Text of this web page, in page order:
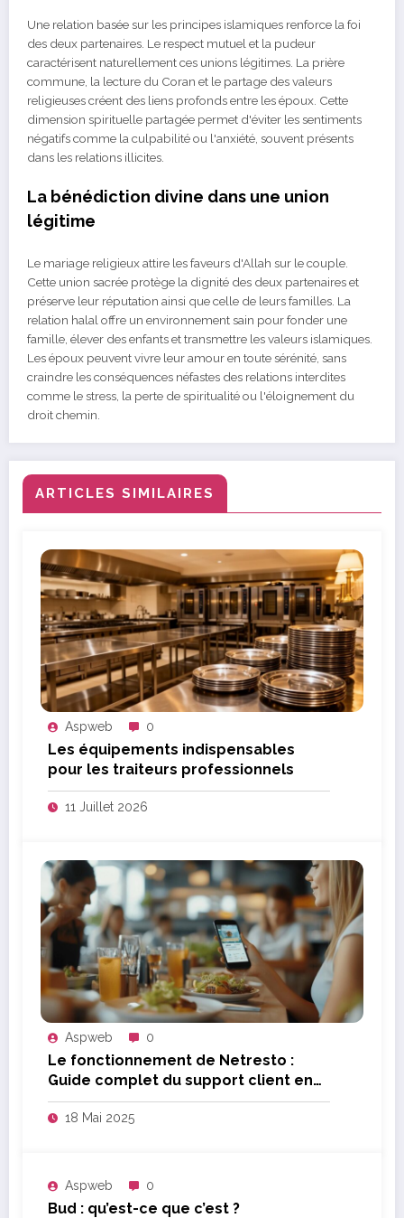
Une relation basée sur les principes islamiques renforce la foi
des deux partenaires. Le respect mutuel et la pudeur
caractérisent naturellement ces unions légitimes. La prière
commune, la lecture du Coran et le partage des valeurs
religieuses créent des liens profonds entre les époux. Cette
dimension spirituelle partagée permet d'éviter les sentiments
négatifs comme la culpabilité ou l'anxiété, souvent présents
dans les relations illicites.
La bénédiction divine dans une union
légitime
Le mariage religieux attire les faveurs d'Allah sur le couple.
Cette union sacrée protège la dignité des deux partenaires et
préserve leur réputation ainsi que celle de leurs familles. La
relation halal offre un environnement sain pour fonder une
famille, élever des enfants et transmettre les valeurs islamiques.
Les époux peuvent vivre leur amour en toute sérénité, sans
craindre les conséquences néfastes des relations interdites
comme le stress, la perte de spiritualité ou l'éloignement du
droit chemin.
ARTICLES SIMILAIRES
Aspweb 0
Les équipements indispensables
pour les traiteurs professionnels
11 Juillet 2026
Aspweb 0
Le fonctionnement de Netresto :
Guide complet du support client en
restauration
18 Mai 2025
Aspweb 0
Bud : qu’est-ce que c’est ?